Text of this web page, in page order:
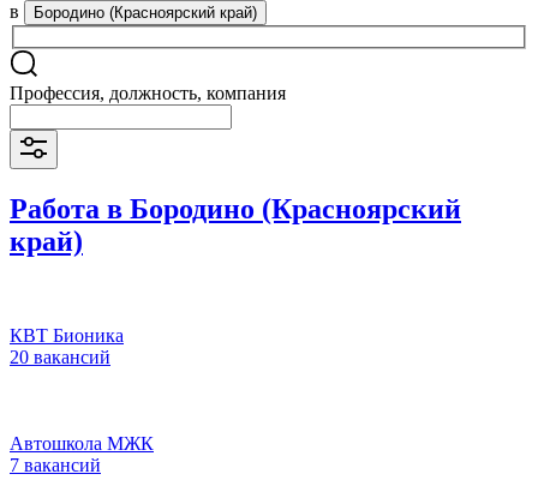
в Бородино (Красноярский край)
Профессия, должность, компания
Работа в Бородино (Красноярский
край)
КВТ Бионика
20 вакансий
Автошкола МЖК
7 вакансий